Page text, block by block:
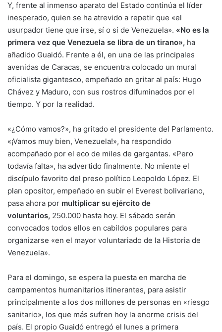
Y, frente al inmenso aparato del Estado continúa el líder
inesperado, quien se ha atrevido a repetir que «el
usurpador tiene que irse, sí o sí de Venezuela». «No es la
primera vez que Venezuela se libra de un tirano», ha
añadido Guaidó. Frente a él, en una de las principales
avenidas de Caracas, se encuentra colocado un mural
oficialista gigantesco, empeñado en gritar al país: Hugo
Chávez y Maduro, con sus rostros difuminados por el
tiempo. Y por la realidad.
«¿Cómo vamos?», ha gritado el presidente del Parlamento.
«¡Vamos muy bien, Venezuela!», ha respondido
acompañado por el eco de miles de gargantas. «Pero
todavía falta», ha advertido finalmente. No miente el
discípulo favorito del preso político Leopoldo López. El
plan opositor, empeñado en subir el Everest bolivariano,
pasa ahora por multiplicar su ejército de
voluntarios, 250.000 hasta hoy. El sábado serán
convocados todos ellos en cabildos populares para
organizarse «en el mayor voluntariado de la Historia de
Venezuela».
Para el domingo, se espera la puesta en marcha de
campamentos humanitarios itinerantes, para asistir
principalmente a los dos millones de personas en «riesgo
sanitario», los que más sufren hoy la enorme crisis del
país. El propio Guaidó entregó el lunes a primera